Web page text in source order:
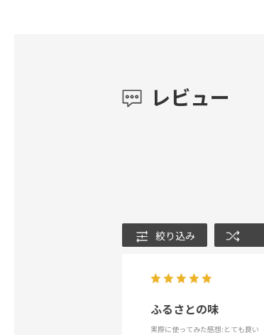
レビュー
絞り込み
ふるさとの味
実際に使ってみた感想:とても良い